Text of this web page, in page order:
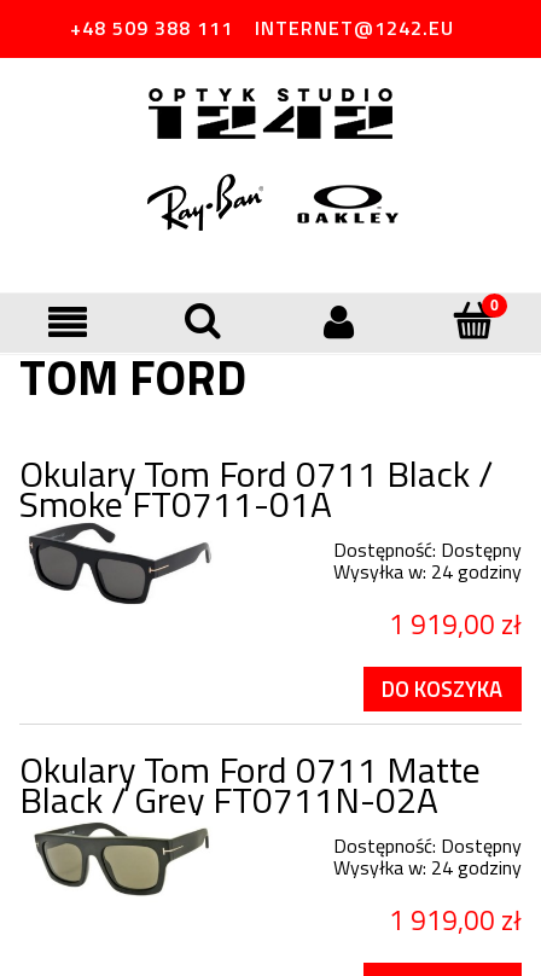
+48 509 388 111 INTERNET@1242.EU
TOM FORD
Okulary Tom Ford 0711 Black /
Smoke FT0711-01A
Dostępność: Dostępny
Wysyłka w: 24 godziny
1 919,00 zł
DO KOSZYKA
Okulary Tom Ford 0711 Matte
Black / Grey FT0711N-02A
Dostępność: Dostępny
Wysyłka w: 24 godziny
1 919,00 zł